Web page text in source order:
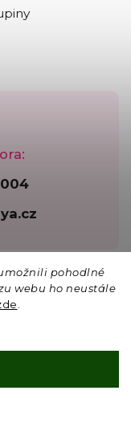
pohodlné
webu ho neustále
s kódem